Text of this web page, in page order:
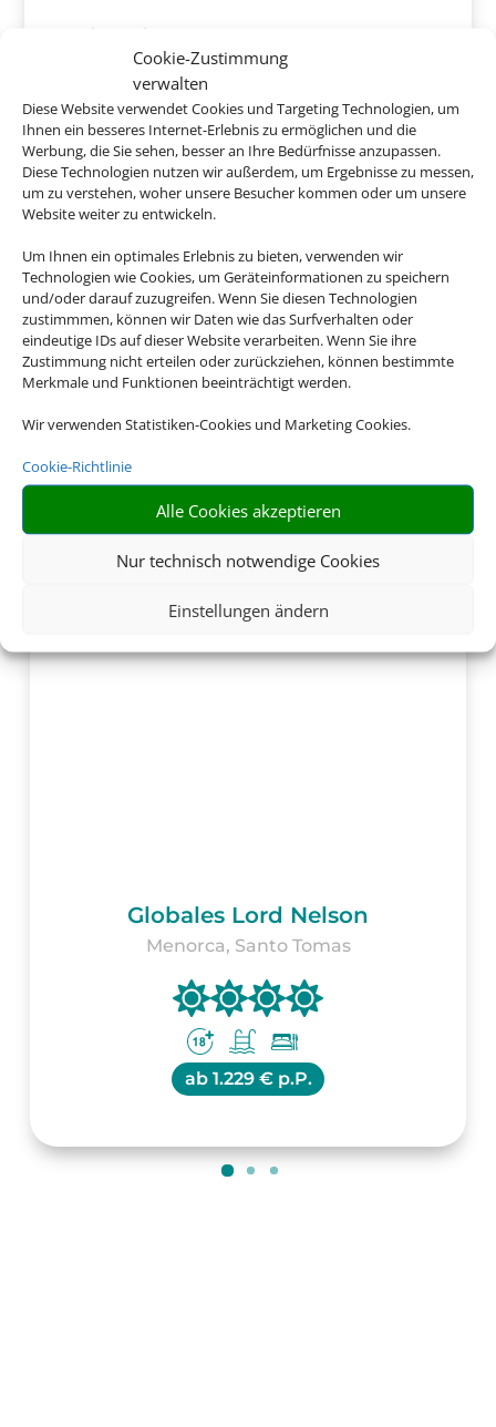
Cookie-Zustimmung
verwalten
Diese Website verwendet Cookies und Targeting Technologien, um
Ihnen ein besseres Internet-Erlebnis zu ermöglichen und die
Werbung, die Sie sehen, besser an Ihre Bedürfnisse anzupassen.
Diese Technologien nutzen wir außerdem, um Ergebnisse zu messen,
um zu verstehen, woher unsere Besucher kommen oder um unsere
Website weiter zu entwickeln.
Um Ihnen ein optimales Erlebnis zu bieten, verwenden wir
Technologien wie Cookies, um Geräteinformationen zu speichern
und/oder darauf zuzugreifen. Wenn Sie diesen Technologien
zustimmmen, können wir Daten wie das Surfverhalten oder
eindeutige IDs auf dieser Website verarbeiten. Wenn Sie ihre
Zustimmung nicht erteilen oder zurückziehen, können bestimmte
Merkmale und Funktionen beeinträchtigt werden.
Wir verwenden Statistiken-Cookies und Marketing Cookies.
Cookie-Richtlinie
Alle Cookies akzeptieren
Nur technisch notwendige Cookies
Einstellungen ändern
Invisa Figueral Resort - Hotel Club
Cala Blanca
Ibiza, Playa Figueral
Globales Lord Nelson
Menorca, Santo Tomas
ab 1.229 € p.P.